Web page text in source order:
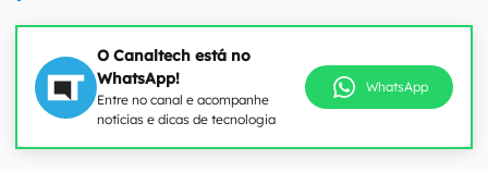
O Canaltech está no
WhatsApp!
Entre no canal e acompanhe
notícias e dicas de tecnologia
WhatsApp